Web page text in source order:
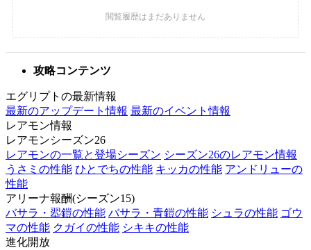
攻略コンテンツ
エグリプトの最新情報
最新のアップデート情報 最新のイベント情報
レアモン情報
レアモンシーズン26
レアモンの一覧と登場シーズン シーズン26のレアモン情報
うさミの性能 ひとでちの性能 キッカの性能 アンドリューの
性能
アリーナ報酬(シーズン15)
バサラ・翆鎧の性能 バサラ・青鎧の性能 シュラの性能 ゴウ
マの性能 クガイの性能 シキキの性能
進化開放